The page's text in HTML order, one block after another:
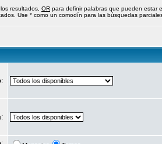
resultados, OR para definir palabras que pueden estar
Use * como un comodín para las búsquedas